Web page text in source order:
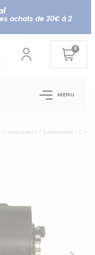
achats de 30€ à 2
0
MENU
Contacteurs / Solénoïdes